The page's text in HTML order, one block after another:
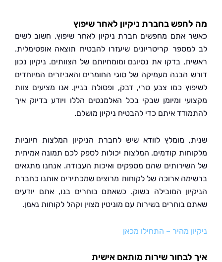
בחברת ניקיון לאחר שיפוץ
אתם מחפשים חברת ניקיון לאחר שיפוץ, חשוב לשים
קריטריונים שיעזרו להבטיח תוצאה אופטימלית.
בדקו את נסיונם ומומחיותם של הצוותים. ניקיון נכון
הבנה מעמיקה של סוגי החומרים והאביזרים המיוחדים
כמו צבע טרי, דבק, ופסולת בניין. אנו מציעים צוות
ומיומן שבקי בכל האלמנטים הללו ויודע בדיוק איך
איתם כדי להבטיח ניקיון מושלם.
מומלץ לוודא שיש לחברת הניקיון המלצות חיוביות
קודמים. המלצות יכולות לספק לכם תמונה אמיתית
שהם מספקים ואיכות העבודה. אנחנו מתגאים
ארוכה של לקוחות מרוצים שמכתירים אותנו כחברת
המובילה בשוק. כשאתם בוחרים בנו, אתם יודעים
בוחרים בשירות עם מוניטין מצוין וקהל לקוחות נאמן.
מהיר – התחילו מכאן
לבחור שירות מותאם אישית